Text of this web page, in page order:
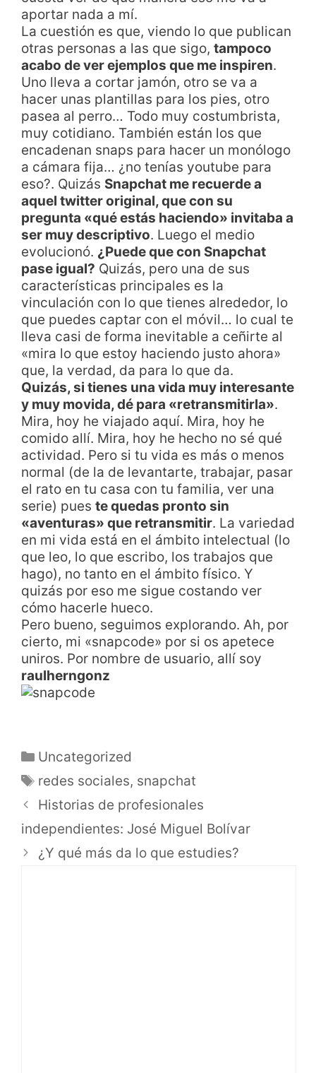
aportar nada a mí.
La cuestión es que, viendo lo que publican
otras personas a las que sigo, tampoco
acabo de ver ejemplos que me inspiren.
Uno lleva a cortar jamón, otro se va a
hacer unas plantillas para los pies, otro
pasea al perro… Todo muy costumbrista,
muy cotidiano. También están los que
encadenan snaps para hacer un monólogo
a cámara fija… ¿no tenías youtube para
eso?. Quizás Snapchat me recuerde a
aquel twitter original, que con su
pregunta «qué estás haciendo» invitaba a
ser muy descriptivo. Luego el medio
evolucionó. ¿Puede que con Snapchat
pase igual? Quizás, pero una de sus
características principales es la
vinculación con lo que tienes alrededor, lo
que puedes captar con el móvil… lo cual te
lleva casi de forma inevitable a ceñirte al
«mira lo que estoy haciendo justo ahora»
que, la verdad, da para lo que da.
Quizás, si tienes una vida muy interesante
y muy movida, dé para «retransmitirla».
Mira, hoy he viajado aquí. Mira, hoy he
comido allí. Mira, hoy he hecho no sé qué
actividad. Pero si tu vida es más o menos
normal (de la de levantarte, trabajar, pasar
el rato en tu casa con tu familia, ver una
serie) pues te quedas pronto sin
«aventuras» que retransmitir. La variedad
en mi vida está en el ámbito intelectual (lo
que leo, lo que escribo, los trabajos que
hago), no tanto en el ámbito físico. Y
quizás por eso me sigue costando ver
cómo hacerle hueco.
Pero bueno, seguimos explorando. Ah, por
cierto, mi «snapcode» por si os apetece
uniros. Por nombre de usuario, allí soy
raulherngonz
Uncategorized
redes sociales, snapchat
Historias de profesionales
independientes: José Miguel Bolívar
¿Y qué más da lo que estudies?